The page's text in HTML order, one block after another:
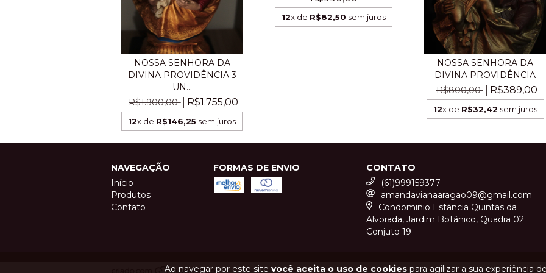
Ao navegar por este site você aceita o uso de cookiespara agilizar a sua experiência
NOSSA SENHORA DA
DIVINA PROVIDÊNCIA 3
UN...
R$1.900,00
R$1.755,00
12x de R$146,25 sem juros
12x de R$82,50 sem juros
NOSSA SENHORA DA
DIVINA PROVIDÊNCIA
R$800,00
R$389,00
12x de R$32,42 sem juros
NAVEGAÇÃO
Início
Produtos
Contato
FORMAS DE ENVIO
CONTATO
(61)999159377
amandavianaaragao09@gmail.com
Condominio Estância Quintas da
Alvorada, Jardim Botânico, Quadra 02
Conjuto 19
COPYRIGHT ATELIE SÃO